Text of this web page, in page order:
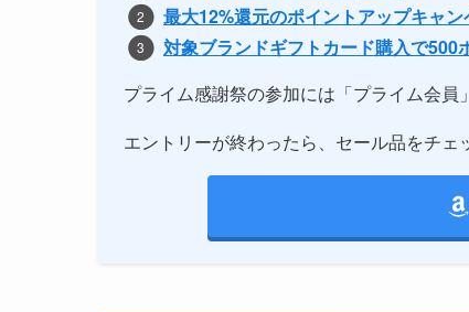
最大12%還元のポイントアップキャ
対象ブランドギフトカード購入で500
プライム感謝祭の参加には「プライム会員
エントリーが終わったら、セール品をチェ